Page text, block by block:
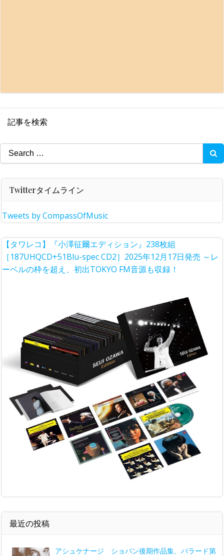
記事を検索
Search
for:
Twitterタイムライン
Tweets by CompassOfMusic
【タワレコ】『小澤征爾エディション』238枚組
［187UHQCD+51Blu-spec CD2］2025年12月17日発売 ～レ
ーベルの枠を超え、初出TOKYO FM音源も収録！
最近の投稿
アシュケナージ ショパン後期作品集、バラード第